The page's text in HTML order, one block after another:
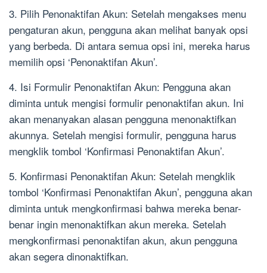
3. Pilih Penonaktifan Akun: Setelah mengakses menu
pengaturan akun, pengguna akan melihat banyak opsi
yang berbeda. Di antara semua opsi ini, mereka harus
memilih opsi ‘Penonaktifan Akun’.
4. Isi Formulir Penonaktifan Akun: Pengguna akan
diminta untuk mengisi formulir penonaktifan akun. Ini
akan menanyakan alasan pengguna menonaktifkan
akunnya. Setelah mengisi formulir, pengguna harus
mengklik tombol ‘Konfirmasi Penonaktifan Akun’.
5. Konfirmasi Penonaktifan Akun: Setelah mengklik
tombol ‘Konfirmasi Penonaktifan Akun’, pengguna akan
diminta untuk mengkonfirmasi bahwa mereka benar-
benar ingin menonaktifkan akun mereka. Setelah
mengkonfirmasi penonaktifan akun, akun pengguna
akan segera dinonaktifkan.